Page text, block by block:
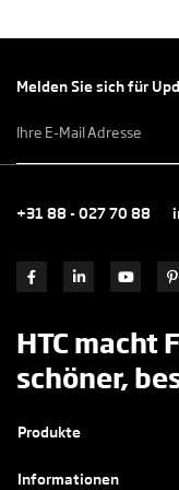
Melden Sie sich für
mailadres *
+31 88 - 027 70 88
HTC macht
schöner,
Produkte
Informationen